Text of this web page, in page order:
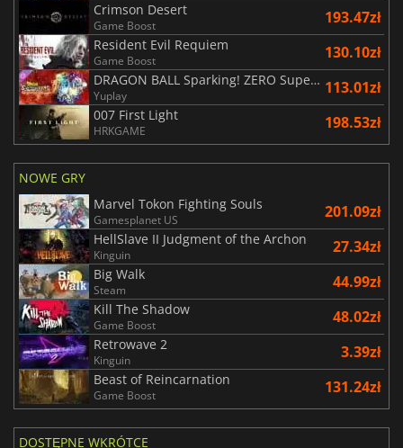
Crimson Desert
Game Boost 193.47zł
Resident Evil Requiem
Game Boost 130.10zł
DRAGON BALL Sparking! ZERO Super Limit Breaking NEO
Yuplay 113.01zł
007 First Light
HRKGAME 198.53zł
NOWE GRY
Marvel Tokon Fighting Souls
Gamesplanet US 201.09zł
HellSlave II Judgment of the Archon
Kinguin 27.34zł
Big Walk
Steam 44.99zł
Kill The Shadow
Game Boost 48.02zł
Retrowave 2
Kinguin 3.39zł
Beast of Reincarnation
Game Boost 131.24zł
DOSTĘPNE WKRÓTCE